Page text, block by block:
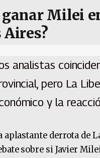
ganar Milei
Aires?
analistas
pero La
y la
aplastante derrota de
sobre si Javier